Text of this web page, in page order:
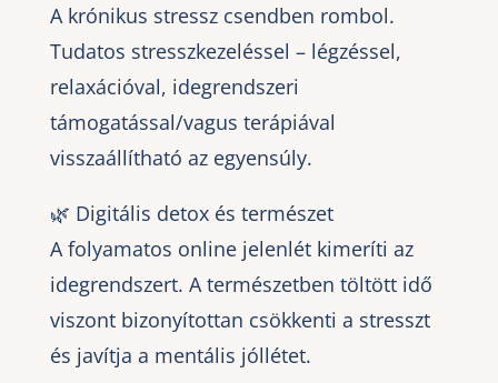
A krónikus stressz csendben rombol.
Tudatos stresszkezeléssel – légzéssel,
relaxációval, idegrendszeri
támogatással/vagus terápiával
visszaállítható az egyensúly.
🌿 Digitális detox és természet
A folyamatos online jelenlét kimeríti az
idegrendszert. A természetben töltött idő
viszont bizonyítottan csökkenti a stresszt
és javítja a mentális jóllétet.